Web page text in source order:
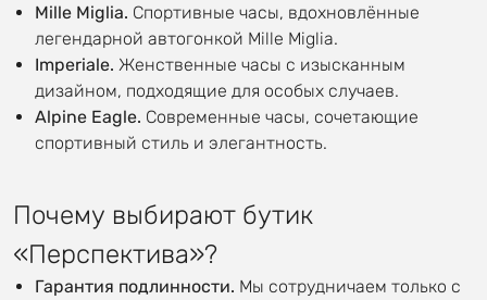
Mille Miglia. Спортивные часы, вдохновлённые
легендарной автогонкой Mille Miglia.
Imperiale. Женственные часы с изысканным
дизайном, подходящие для особых случаев.
Alpine Eagle. Современные часы, сочетающие
спортивный стиль и элегантность.
Почему выбирают бутик
«Перспектива»?
Гарантия подлинности. Мы сотрудничаем только с